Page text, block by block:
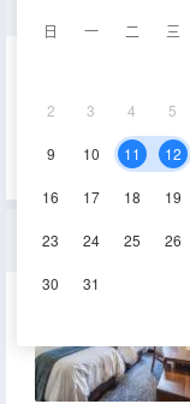
日 一 二 三
2 3 4 5
9 10 11 12
16 17 18 19
23 24 25 26
30 31